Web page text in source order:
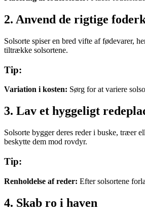
2. Anvend de rigtige
Solsorte spiser en bred vifte af fødevarer,
tiltrække solsortene.
Tip:
Variation i kosten: Sørg for at variere
3. Lav et hyggeligt
Solsorte bygger deres reder i buske, træer
beskytte dem mod rovdyr.
Tip:
Renholdelse af reder: Efter solsortene
4. Skab ro i haven